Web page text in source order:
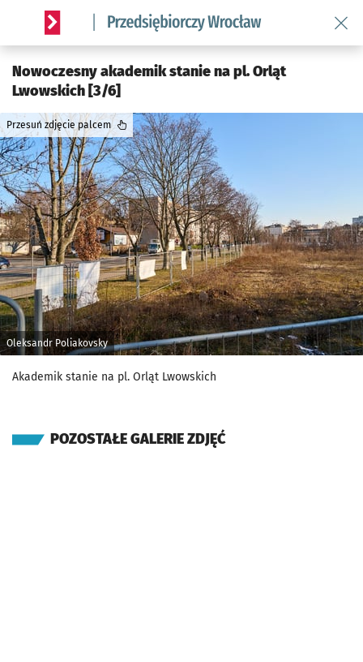
Serwis informacyjny wroclaw.pl podserwis: Strategia
Nowoczesny akademik stanie na pl. Orląt
Lwowskich [3/6]
Oleksandr Poliakovsky
Przesuń zdjęcie palcem
Akademik stanie na pl. Orląt Lwowskich
POZOSTAŁE GALERIE ZDJĘĆ